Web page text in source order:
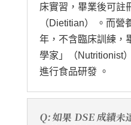
床實習，畢業後可註
（Dietitian） 。而營
年，不含臨床訓練，
學家」（Nutritionist
進行食品研發 。
Q: 如果 DSE 成績未